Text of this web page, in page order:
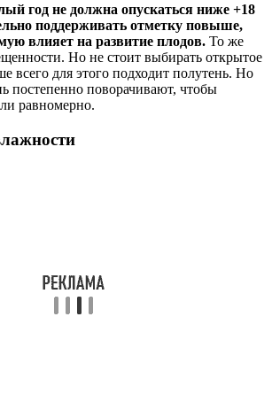
год не должна опускаться ниже +18
поддерживать отметку повыше,
влияет на развитие плодов. То же
Но не стоит выбирать открытое
всего для этого подходит полутень. Но
постепенно поворачивают, чтобы
равномерно.